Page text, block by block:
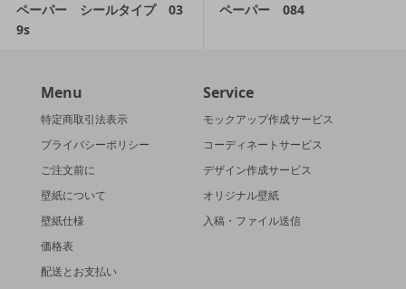
ペーパー シールタイプ 03
9s
ペーパー 084
Menu
特定商取引法表示
プライバシーポリシー
ご注文前に
壁紙について
壁紙仕様
価格表
配送とお支払い
Service
モックアップ作成サービス
コーディネートサービス
デザイン作成サービス
オリジナル壁紙
入稿・ファイル送信